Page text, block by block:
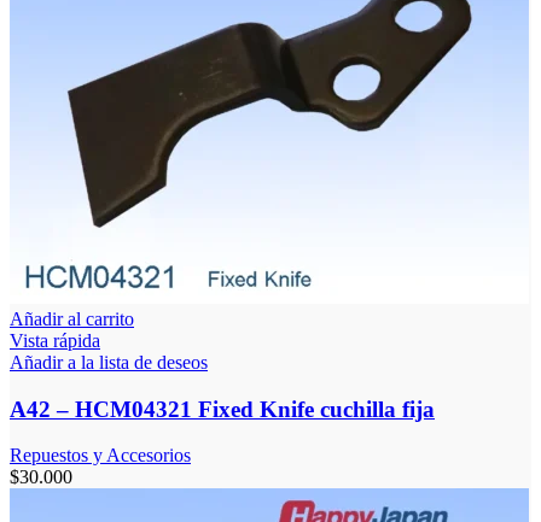
Añadir al carrito
Vista rápida
Añadir a la lista de deseos
A42 – HCM04321 Fixed Knife cuchilla fija
Repuestos y Accesorios
$30.000